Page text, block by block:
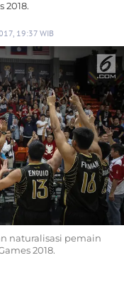
2018.
19:37 WIB
naturalisasi pemain
2018.